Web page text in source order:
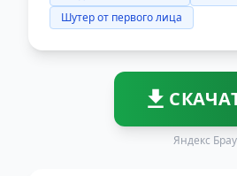
Шутер от первого лица
Яндекс